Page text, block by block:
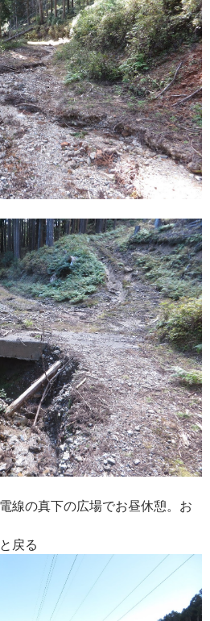
線の真下の広場でお昼休憩。お
戻る